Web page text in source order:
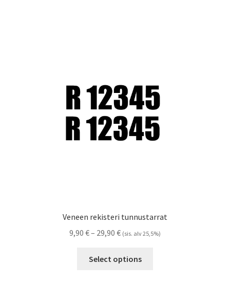
Veneen rekisteri tunnustarrat
9,90 €– 29,90 €Hintaluokka:
-
(sis. alv 25,5%)
Select options